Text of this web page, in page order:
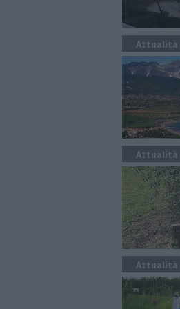
Attualità
Attualità
Attualità